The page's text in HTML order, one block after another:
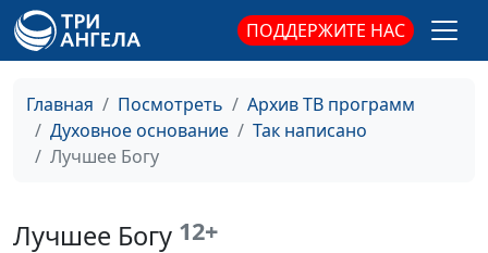
ПОДДЕРЖИТЕ НАС
Главная Посмотреть
Архив ТВ программ
Духовное основание
Так написано
Лучшее Богу
Лучшее Богу 12+
Важно ли быть